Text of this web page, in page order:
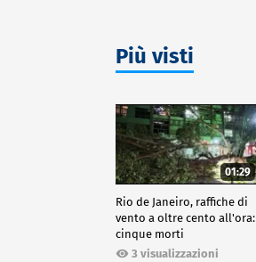
Più visti
01:29
Rio de Janeiro, raffiche di
vento a oltre cento all'ora:
cinque morti
3 visualizzazioni